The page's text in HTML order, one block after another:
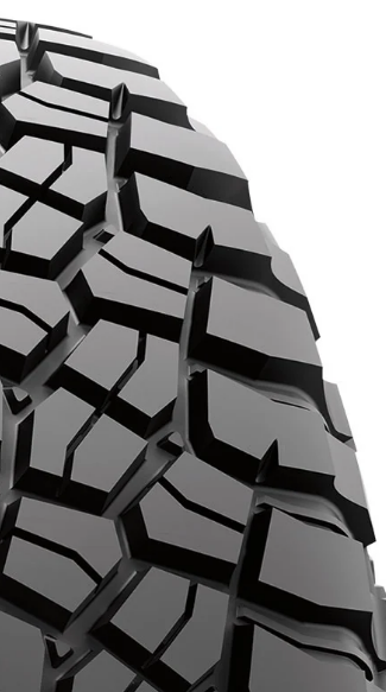
T-60
T-90
BT-50
T6
T8
Hunter
Alaskan